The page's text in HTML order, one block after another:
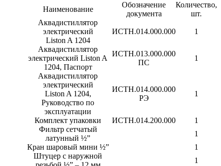
Наименование
Обозначение
документа
Количество,
шт.
Аквадистиллятор
электрический
Liston A 1204
ИСТН.014.000.000 1
Аквадистиллятор
электрический Liston A
1204, Паспорт
ИСТН.013.000.000
ПС
1
Аквадистиллятор
электрический
Liston A 1204,
Руководство по
эксплуатации
ИСТН.014.000.000
РЭ
1
Комплект упаковки ИСТН.014.200.000
1
Фильтр сетчатый
латунный ½”
1
Кран шаровый мини ½”
1
Штуцер с наружной
1